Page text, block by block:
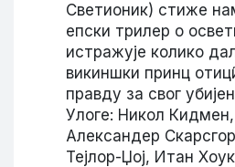
Светионик) стиже
епски трилер о
истражује колико
викиншки принц
правду за свог
Улоге: Никол
Александер
Тејлор-Џој, Итан Хоук